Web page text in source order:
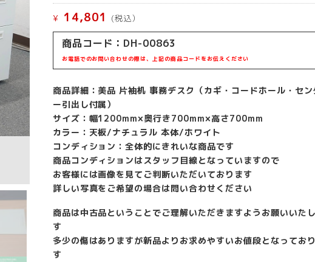
¥ 14,801 (税込）
商品コード：DH-00863
お電話でのお問い合わせの際は、上記の商品コードをお伝えください
商品詳細：美品 片袖机 事務デスク（カギ・コードホール・セン
ー引出し付属）
サイズ：幅1200mm×奥行き700mm×高さ700mm
カラー：天板/ナチュラル 本体/ホワイト
コンディション：全体的にきれいな商品です
商品コンディションはスタッフ目線となっていますので
お客様には画像を見てご判断いただいております
詳しい写真をご希望の場合は問い合わせください
商品は中古品ということでご理解いただきますようお願いいた
す
多少の傷はありますが新品よりお求めやすいお値段となってお
す